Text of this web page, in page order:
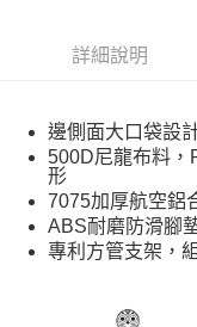
每筆NT$60，滿
每筆NT$60，滿
付款後7-11取貨
每筆NT$60，滿
宅配
詳細說明
邊側面大口袋設
500D尼龍布料，
形
7075加厚航空鋁
ABS耐磨防滑腳
專利方管支架，